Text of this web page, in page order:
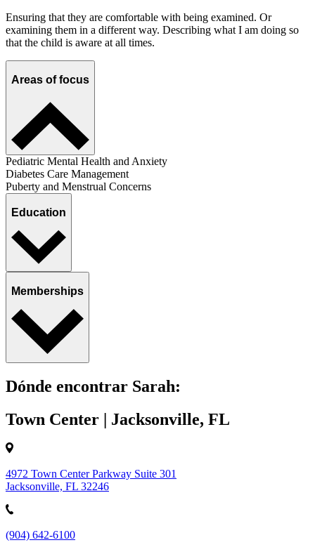
Ensuring that they are comfortable with being examined. Or
examining them in a different way. Describing what I am doing so
that the child is aware at all times.
Areas of focus
Pediatric Mental Health and Anxiety
Diabetes Care Management
Puberty and Menstrual Concerns
Education
Memberships
Dónde encontrar Sarah:
Town Center | Jacksonville, FL
4972 Town Center Parkway Suite 301
Jacksonville, FL 32246
(904) 642-6100